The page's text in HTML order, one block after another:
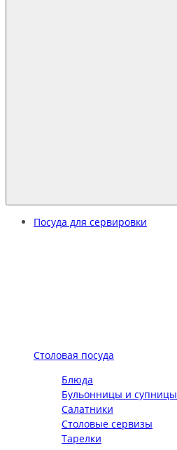
Посуда для сервировки
Столовая посуда
Блюда
Бульонницы и супницы
Салатники
Столовые сервизы
Тарелки